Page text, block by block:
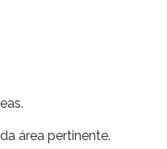
área pertinente.